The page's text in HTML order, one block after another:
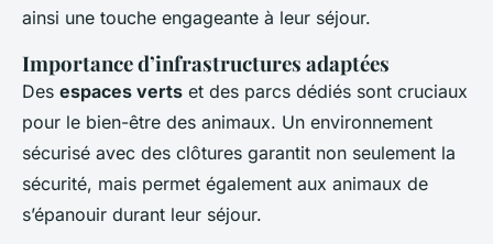
ainsi une touche engageante à leur séjour.
Importance d’infrastructures adaptées
Des espaces verts et des parcs dédiés sont cruciaux
pour le bien-être des animaux. Un environnement
sécurisé avec des clôtures garantit non seulement la
sécurité, mais permet également aux animaux de
s’épanouir durant leur séjour.